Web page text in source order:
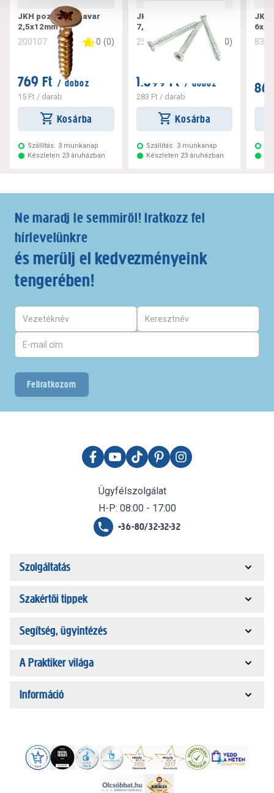
JKH pozdorjacsavar
2,5x12mm
200107 0 (0)
769 Ft / doboz
15 Ft / darab
Kosárba
Szállítás: 3 munkanap
Készleten 23 áruházban
JKH tokrögzítő csavar
7,5x182
256221 0 0)
1.699 Ft / doboz
283 Ft/ darab
Kosárba
Szállítás: 3 munkanap
Készleten 23 áruházban
JKH
Ne maradj le semmiről! Iratkozz fel
hírlevelünkre
és merülj el kedvezményeink
tengerében!
Feliratkozom
Ügyfélszolgálat
H-P: 08:00 - 17:00
+36-80/32-32-32
Szolgáltatás
Szakértői tippek
Segítség, ügyintézés
A Praktiker világa
Információ